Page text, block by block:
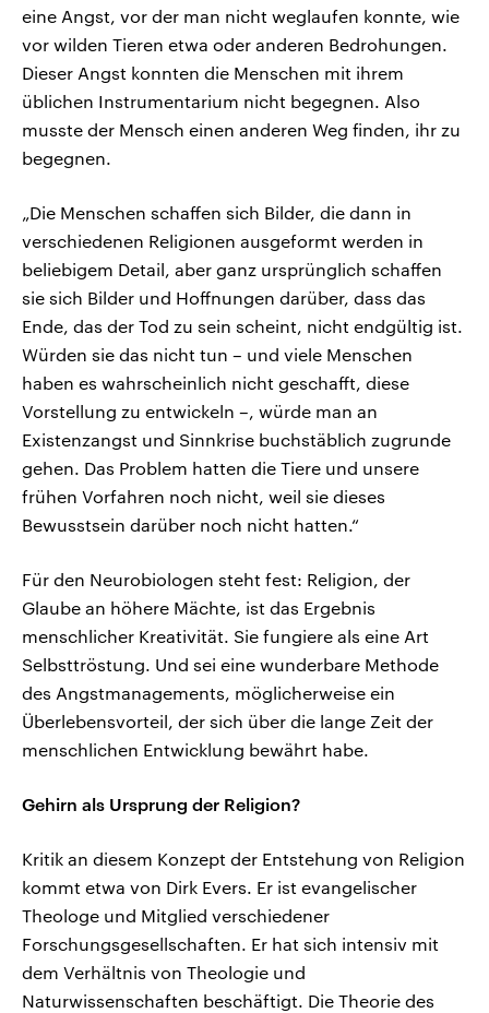
eine Angst, vor der man nicht weglaufen konnte, wie
vor wilden Tieren etwa oder anderen Bedrohungen.
Dieser Angst konnten die Menschen mit ihrem
üblichen Instrumentarium nicht begegnen. Also
musste der Mensch einen anderen Weg finden, ihr zu
begegnen.
„Die Menschen schaffen sich Bilder, die dann in
verschiedenen Religionen ausgeformt werden in
beliebigem Detail, aber ganz ursprünglich schaffen
sie sich Bilder und Hoffnungen darüber, dass das
Ende, das der Tod zu sein scheint, nicht endgültig ist.
Würden sie das nicht tun – und viele Menschen
haben es wahrscheinlich nicht geschafft, diese
Vorstellung zu entwickeln –, würde man an
Existenzangst und Sinnkrise buchstäblich zugrunde
gehen. Das Problem hatten die Tiere und unsere
frühen Vorfahren noch nicht, weil sie dieses
Bewusstsein darüber noch nicht hatten.“
Für den Neurobiologen steht fest: Religion, der
Glaube an höhere Mächte, ist das Ergebnis
menschlicher Kreativität. Sie fungiere als eine Art
Selbsttröstung. Und sei eine wunderbare Methode
des Angstmanagements, möglicherweise ein
Überlebensvorteil, der sich über die lange Zeit der
menschlichen Entwicklung bewährt habe.
Gehirn als Ursprung der Religion?
Kritik an diesem Konzept der Entstehung von Religion
kommt etwa von Dirk Evers. Er ist evangelischer
Theologe und Mitglied verschiedener
Forschungsgesellschaften. Er hat sich intensiv mit
dem Verhältnis von Theologie und
Naturwissenschaften beschäftigt. Die Theorie des